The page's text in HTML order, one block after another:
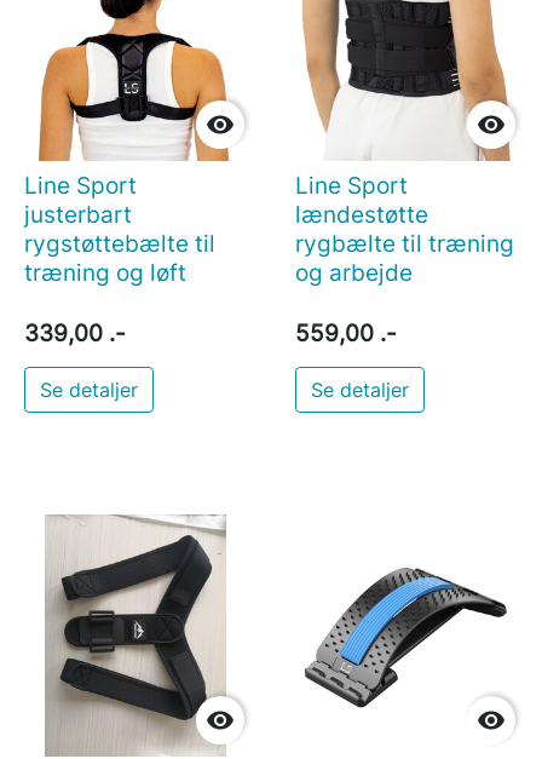

Line Sport
justerbart
rygstøttebælte til
træning og løft
339,00 .-
Se detaljer

Line Sport
lændestøtte
rygbælte til træning
og arbejde
559,00 .-
Se detaljer
 